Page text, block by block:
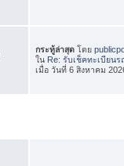
กระทู้ล่าสุด โดย
ใน Re: รับเช็คทะเบียนรถ
เมื่อ วันที่ 6 สิงหาคม